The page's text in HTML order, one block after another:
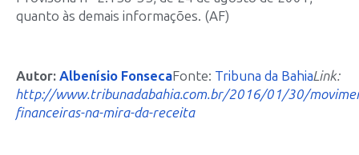
quanto às demais informações. (AF)
Autor: Albenísio FonsecaFonte: Tribuna da BahiaLink:
http://www.tribunadabahia.com.br/2016/01/30/
financeiras-na-mira-da-receita